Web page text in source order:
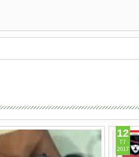
12
T7
2017